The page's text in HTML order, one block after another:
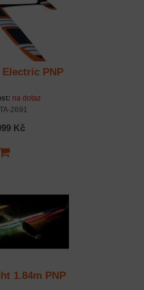
Electric PNP
na dotaz
TA-2691
Kč
1.84m PNP